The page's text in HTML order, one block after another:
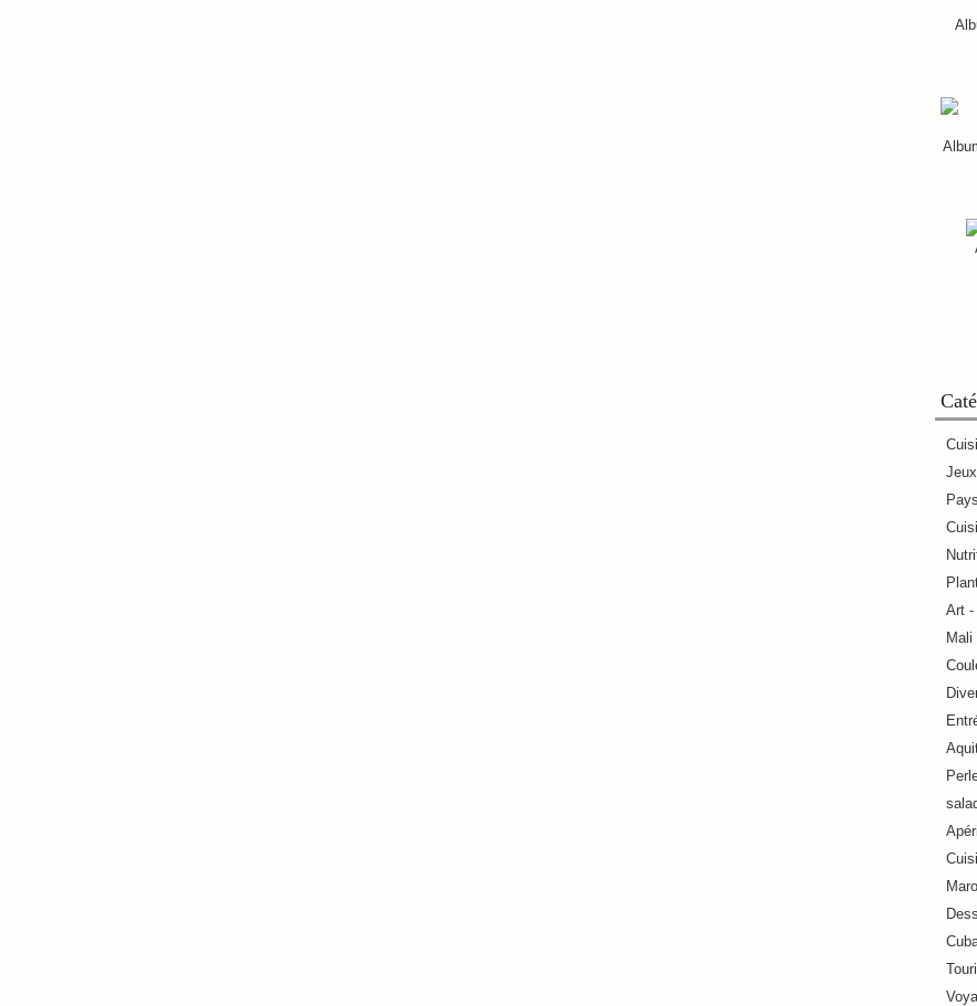
Jeux
Art -
Mali